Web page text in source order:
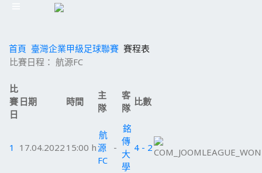
首頁 臺灣企業甲級足球聯賽 賽程表
比賽日程： 航源FC
比
賽
日
日期 時間
主
隊
客
隊
比數
1 17.04.2022 15:00 h
航
源
FC
-
銘
傳
大
學
4 - 2